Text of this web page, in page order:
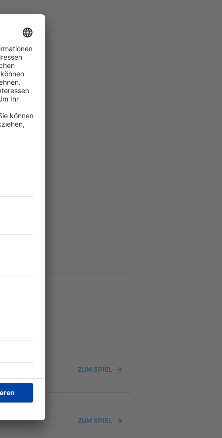
ZUM SPIEL
ZUM SPIEL